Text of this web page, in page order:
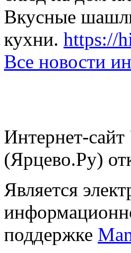
Вкусные
кухни. https://
Все новости
Интернет-
(Ярцево.Ру)
Является
поддержке